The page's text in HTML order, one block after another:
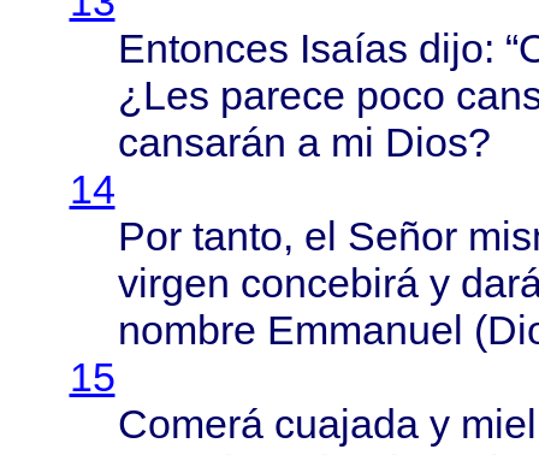
Entonces Isaías dijo: “
¿Les parece poco
cansarán a mi Dios?
14
Por tanto, el Señor
virgen concebiráy
nombre Emmanuel (
15
Comerá cuajaday miel